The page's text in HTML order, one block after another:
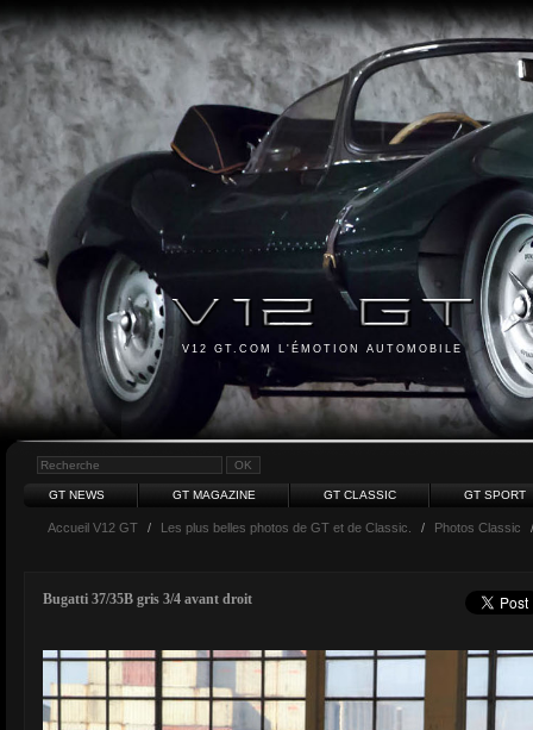
V12 GT.COM L'ÉMOTION AUTOMOBILE
GT NEWS GT MAGAZINE GT CLASSIC GT SPORT
Accueil V12 GT / Les plus belles photos de GT et de Classic. / Photos Classic
Bugatti 37/35B gris 3/4 avant droit